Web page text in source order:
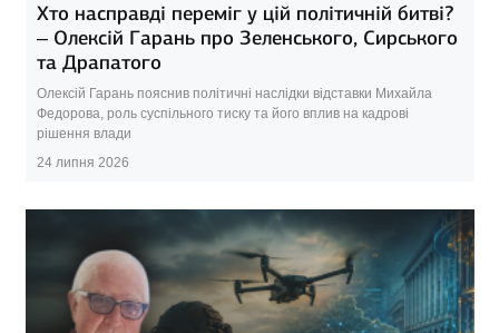
Хто насправді переміг у цій політичній битві?
– Олексій Гарань про Зеленського, Сирського
та Драпатого
Олексій Гарань пояснив політичні наслідки відставки Михайла
Федорова, роль суспільного тиску та його вплив на кадрові
рішення влади
24 липня 2026